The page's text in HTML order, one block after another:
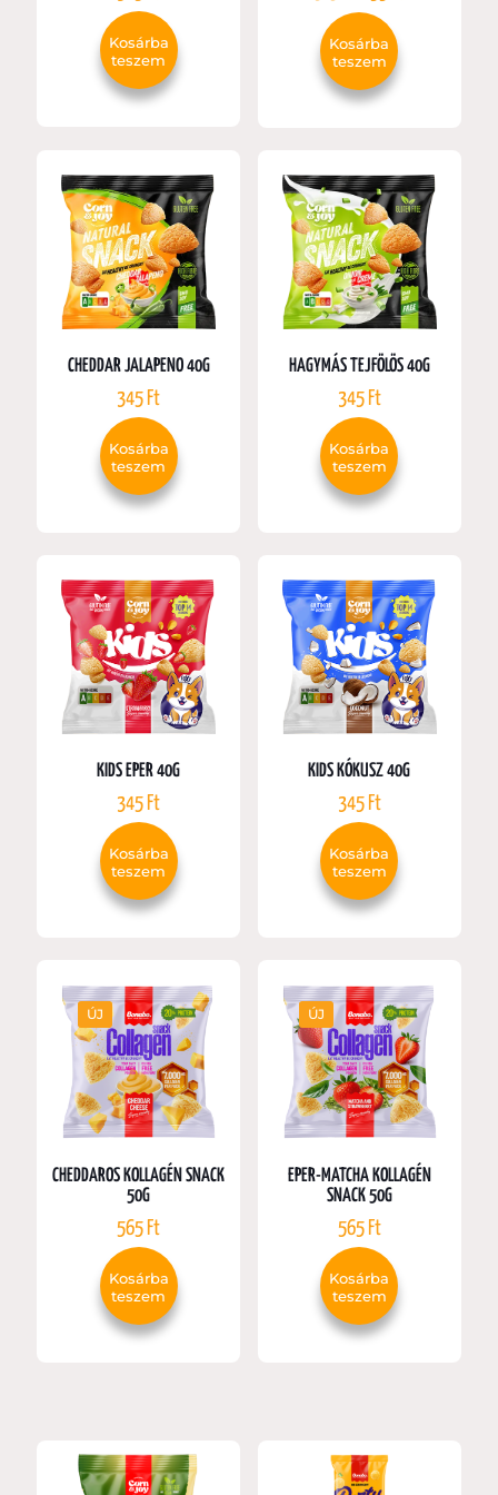
Kosárba
teszem
price
was:
345 Ft.
Kosárba
teszem
CHEDDAR JALAPENO 40G
345 Ft
Kosárba
teszem
HAGYMÁS TEJFÖLÖS 40G
345 Ft
Kosárba
teszem
KIDS EPER 40G
345 Ft
Kosárba
teszem
KIDS KÓKUSZ 40G
345 Ft
Kosárba
teszem
ÚJ
CHEDDAROS KOLLAGÉN SNACK
50G
565 Ft
Kosárba
teszem
ÚJ
EPER-MATCHA KOLLAGÉN
SNACK 50G
565 Ft
Kosárba
teszem